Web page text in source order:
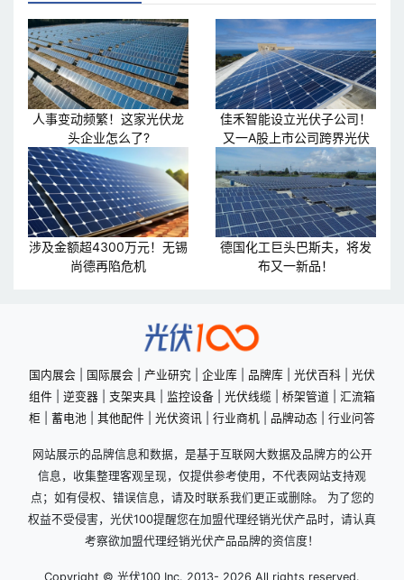
人事变动频繁！这家光伏龙
头企业怎么了?
佳禾智能设立光伏子公司！
又一A股上市公司跨界光伏
涉及金额超4300万元！无锡
尚德再陷危机
德国化工巨头巴斯夫，将发
布又一新品！
国内展会 国际展会 产业研究 企业库 品牌库 光伏百科
光伏
组件
逆变器 支架夹具 监控设备 光伏线缆 桥架管道
汇流箱
柜
蓄电池 其他配件 光伏资讯 行业商机 品牌动态 行业问答
网站展示的品牌信息和数据，是基于互联网大数据及品牌方的公开
信息，收集整理客观呈现，仅提供参考使用，不代表网站支持观
点；如有侵权、错误信息，请及时联系我们更正或删除。 为了您的
权益不受侵害，光伏100提醒您在加盟代理经销光伏产品时，请认真
考察欲加盟代理经销光伏产品品牌的资信度！
Copyright © 光伏100 Inc. 2013- 2026 All rights reserved.